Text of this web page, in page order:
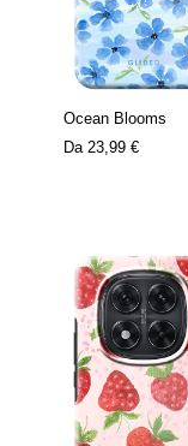
Ocean Blooms
Da 23,99 €